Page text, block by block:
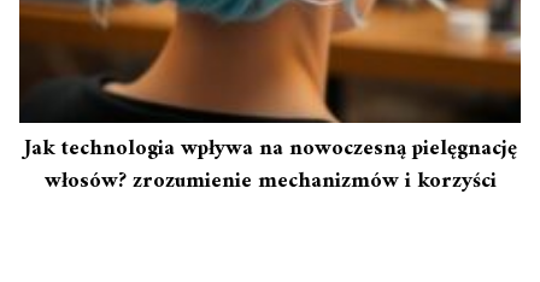
Jak technologia wpływa na nowoczesną pielęgnację
włosów? zrozumienie mechanizmów i korzyści